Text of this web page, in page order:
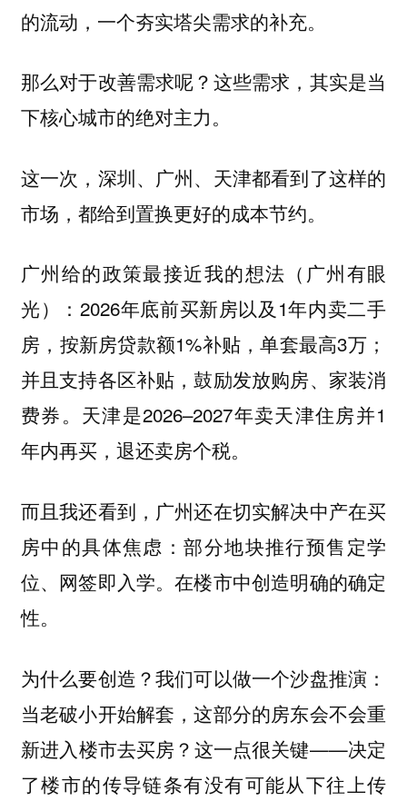
的流动，一个夯实塔尖需求的补充。
那么对于改善需求呢？这些需求，其实是当
下核心城市的绝对主力。
这一次，深圳、广州、天津都看到了这样的
市场，都给到置换更好的成本节约。
广州给的政策最接近我的想法（广州有眼
光）：2026年底前买新房以及1年内卖二手
房，按新房贷款额1%补贴，单套最高3万；
并且支持各区补贴，鼓励发放购房、家装消
费券。 天津是2026–2027年卖天津住房并1
年内再买，退还卖房个税。
而且我还看到，广州还在切实解决中产在买
房中的具体焦虑：部分地块推行预售定学
位、网签即入学。在楼市中创造明确的确定
性。
为什么要创造？我们可以做一个沙盘推演：
当老破小开始解套，这部分的房东会不会重
新进入楼市去买房？这一点很关键——决定
了楼市的传导链条有没有可能从下往上传